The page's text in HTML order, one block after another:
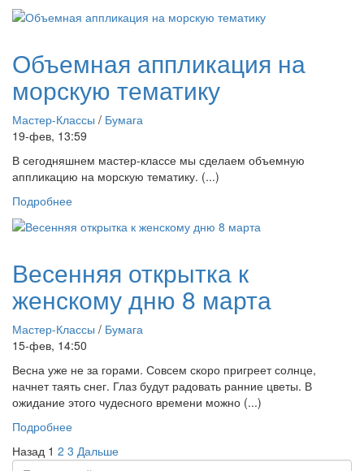
Объемная аппликация на
морскую тематику
Мастер-Классы / Бумага
19-фев, 13:59
В сегодняшнем мастер-классе мы сделаем объемную
аппликацию на морскую тематику. (...)
Подробнее
Весенняя открытка к
женскому дню 8 марта
Мастер-Классы / Бумага
15-фев, 14:50
Весна уже не за горами. Совсем скоро пригреет солнце,
начнет таять снег. Глаз будут радовать ранние цветы. В
ожидание этого чудесного времени можно (...)
Подробнее
Назад 1 2 3 Дальше